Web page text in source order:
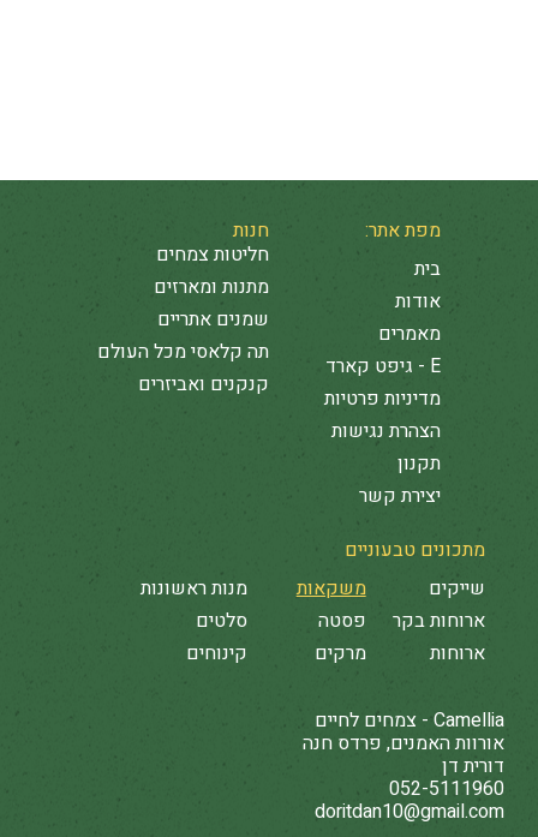
מפת אתר:
בית
אודות
מאמרים
E - גיפט קארד
מדיניות פרטיות
הצהרת נגישות
תקנון
יצירת קשר
חנות
חליטות צמחים
מתנות ומארזים
שמנים אתריים
תה קלאסי מכל העולם
קנקנים ואביזרים
מתכונים טבעוניים
שייקים
משקאות
מנות ראשונות
ארוחות בקר
פסטה
סלטים
ארוחות
מרקים קינוחים
Camellia - צמחים לחיים
אורוות האמנים, פרדס חנה
דורית דן
052-5111960
doritdan10@gmail.com